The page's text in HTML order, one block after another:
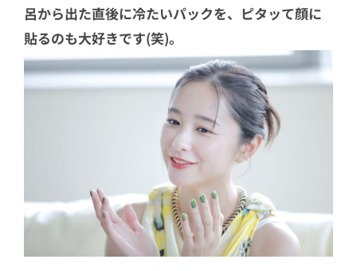
呂から出た直後に冷たいパックを、ピタッて顔に
貼るのも大好きです(笑)。